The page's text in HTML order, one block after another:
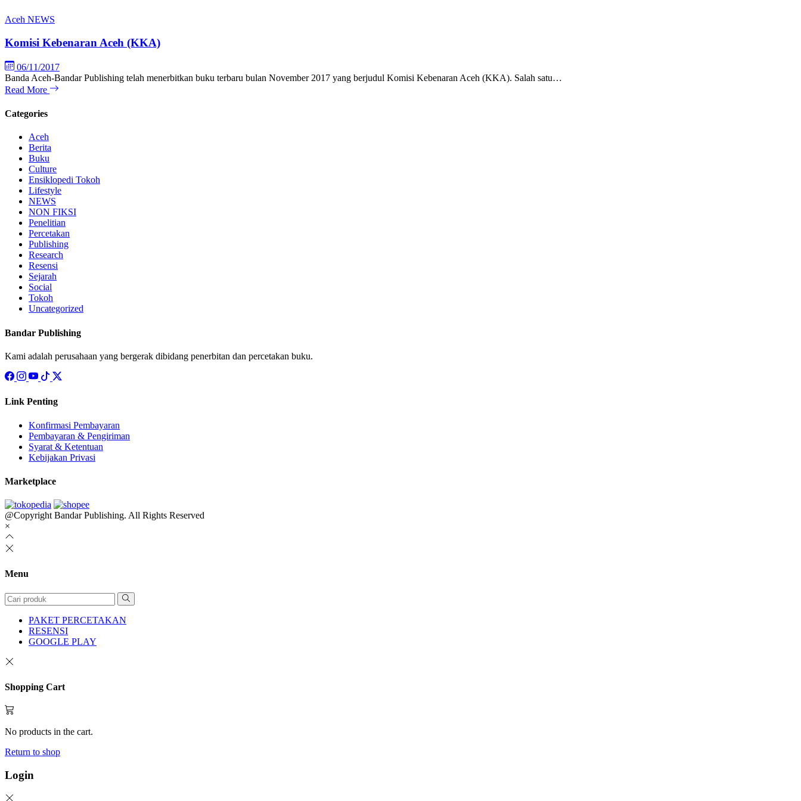
Aceh NEWS
Komisi Kebenaran Aceh (KKA)
06/11/2017
Banda Aceh-Bandar Publishing telah menerbitkan buku terbaru bulan November 2017 yang berjudul Komisi Kebenaran Aceh (KKA). Salah satu…
Read More
Categories
Aceh
Berita
Buku
Culture
Ensiklopedi Tokoh
Lifestyle
NEWS
NON FIKSI
Penelitian
Percetakan
Publishing
Research
Resensi
Sejarah
Social
Tokoh
Uncategorized
Bandar Publishing
Kami adalah perusahaan yang bergerak dibidang penerbitan dan percetakan buku.
Link Penting
Konfirmasi Pembayaran
Pembayaran & Pengiriman
Syarat & Ketentuan
Kebijakan Privasi
Marketplace
@Copyright Bandar Publishing. All Rights Reserved
×
Menu
PAKET PERCETAKAN
RESENSI
GOOGLE PLAY
Shopping Cart
No products in the cart.
Return to shop
Login